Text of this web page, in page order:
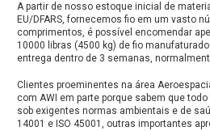
A partir de nosso estoque inicial de
EU/DFARS, fornecemos fio em um vasto
comprimentos, é possível encomendar
10000 libras (4500 kg) de fio
entrega dentro de 3 semanas,
Clientes proeminentes na área
com AWI em parte porque sabem que
sob exigentes normas ambientais e de
14001 e ISO 45001, outras importantes